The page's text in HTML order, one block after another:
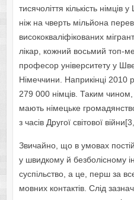
тисячоліття кількість
ніж на чверть мільйона
висококваліфікованих
лікар, кожний восьмий топ-
професор університету у
Німеччини. Наприкінці 2010
279 000 німців. Таким
мають німецьке
з часів Другої світової
Звичайно, що в умовах
у швидкому й безболісному
суспільство, а це, перш за
мовних контактів. Слід